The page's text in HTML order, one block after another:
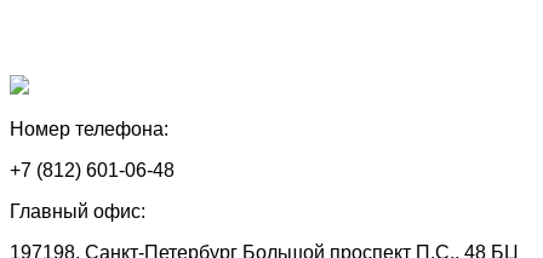
Номер телефона:
+7 (812) 601-06-48
Главный офис:
197198, Санкт-Петербург Большой проспект П.С., 48 БЦ